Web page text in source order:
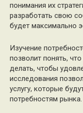
понимания их
разработать свою
будет максимально
Изучение
позволит понять,
делать, чтобы
исследования
услугу, которые
потребностям рынка.